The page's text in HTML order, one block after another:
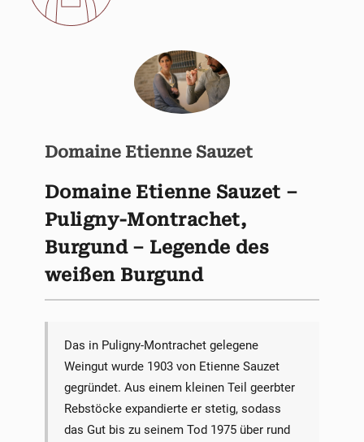
Domaine Etienne Sauzet
Domaine Etienne Sauzet –
Puligny-Montrachet,
Burgund – Legende des
weißen Burgund
Das in Puligny-Montrachet gelegene
Weingut wurde 1903 von Etienne Sauzet
gegründet. Aus einem kleinen Teil geerbter
Rebstöcke expandierte er stetig, sodass
das Gut bis zu seinem Tod 1975 über rund